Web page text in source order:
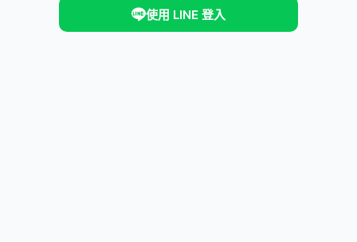
使用 LINE 登入